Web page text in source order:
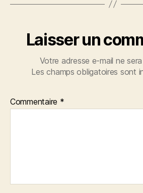
Laisser un
Votre adresse e-mail ne
Les champs obligatoires sont
Commentaire *